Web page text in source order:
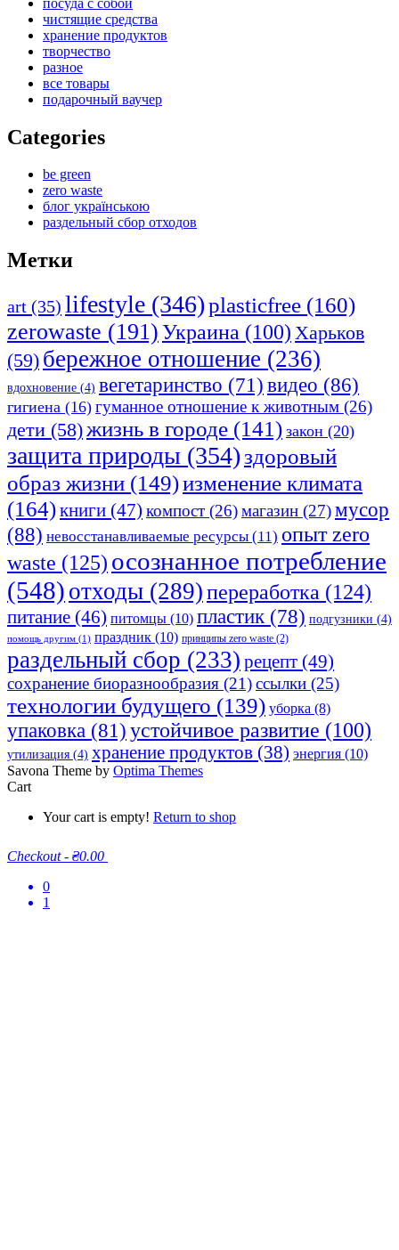
чистящие средства
хранение продуктов
творчество
разное
все товары
подарочный ваучер
Categories
be green
zero waste
блог українською
раздельный сбор отходов
Метки
art (35) lifestyle (346)plasticfree (160)
zerowaste (191)Украина (100) Харьков
(59) бережное отношение (236)
вдохновение (4) вегетаринство (71) видео (86)
гигиена (16) гуманное отношение к животным (26)
дети (58)жизнь в городе (141) закон (20)
защита природы (354)здоровый
образ жизни (149)изменение климата
(164)книги (47) компост (26)магазин (27)мусор
(88) невосстанавливаемые ресурсы (11) опыт zero
waste (125) осознанное потребление
(548) отходы (289)переработка (124)
питание (46) питомцы (10) пластик(78) подгузники (4)
помощь другим (1) праздник (10) принципы zero waste (2)
раздельный сбор (233) рецепт (49)
сохранение биоразнообразия (21)ссылки (25)
технологии будущего (139) уборка (8)
упаковка (81) устойчивое развитие (100)
утилизация (4) хранение продуктов (38) энергия (10)
Savona Theme by Optima Themes
Cart
Your cart is empty! Return to shop
Checkout - ₴0.00
0
1